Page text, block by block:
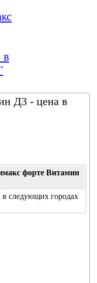
в
Д3 - цена в
форте Витамин
в следующих городах